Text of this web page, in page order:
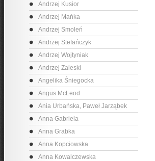
Andrzej Kusior
Andrzej Mańka
Andrzej Smoleń
Andrzej Stefańczyk
Andrzej Wojtyniak
Andrzej Zaleski
Angelika Śniegocka
Angus McLeod
Ania Urbańska, Paweł Jarząbek
Anna Gabriela
Anna Grabka
Anna Kopciowska
Anna Kowalczewska